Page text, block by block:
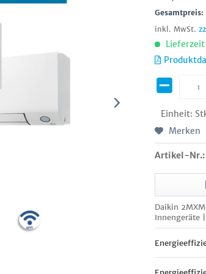
Gesamtpreis:
inkl. MwSt.
Einheit:
Merken
Artikel-Nr.:
Daikin
Innengeräte